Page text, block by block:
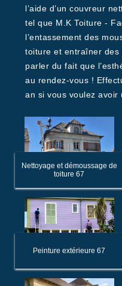
l’aide d’un couvreur
tel que M.K Toiture -
l’entassement des
toiture et entraîner des
parler du fait que
au rendez-vous !
an si vous voulez avoir
Nettoyage et démoussage de
toiture 67
Peinture extérieure 67